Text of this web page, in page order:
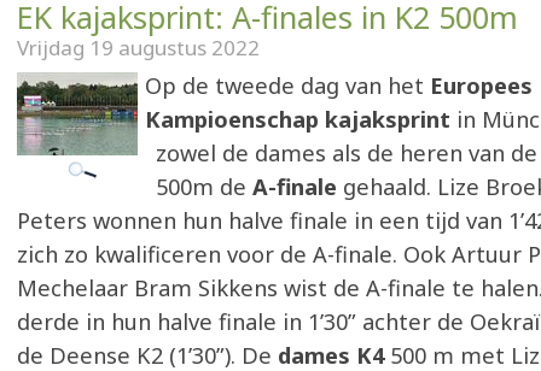
EK kajaksprint: A-finales in K2 500m
Vrijdag 19 augustus 2022
Op de tweede dag van het Europees
Kampioenschap kajaksprint in
zowel de dames als de heren van
500m de A-finale gehaald. Lize
Peters wonnen hun halve finale in een tijd van
zich zo kwalificeren voor de A-finale. Ook Artuur
Mechelaar Bram Sikkens wist de A-finale te
derde in hun halve finale in 1’30” achter de
de Deense K2 (1’30”). De dames K4500 m met